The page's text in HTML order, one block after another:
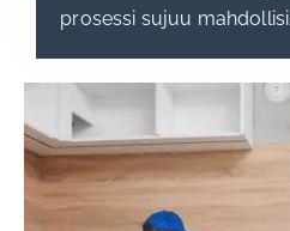
prosessi sujuu